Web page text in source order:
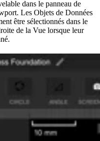
dans le panneau de
Les Objets de Données
être sélectionnés dans le
de la Vue lorsque leur